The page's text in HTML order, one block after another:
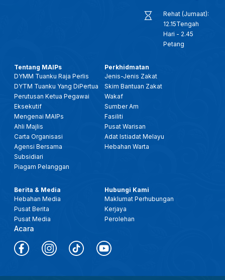
Rehat (Jumaat):
12.15Tengah
Hari - 2.45
Petang
Tentang MAIPs
DYMM Tuanku Raja Perlis
DYTM Tuanku Yang DiPertua
Perutusan Ketua Pegawai
Eksekutif
Mengenai MAIPs
Ahli Majlis
Carta Organisasi
Agensi Bersama
Subsidiari
Piagam Pelanggan
Perkhidmatan
Jenis-Jenis Zakat
Skim Bantuan Zakat
Wakaf
Sumber Am
Fasiliti
Pusat Warisan
Adat Istiadat Melayu
Hebahan Warta
Berita & Media
Hebahan Media
Pusat Berita
Pusat Media
Acara
Hubungi Kami
Maklumat Perhubungan
Kerjaya
Perolehan